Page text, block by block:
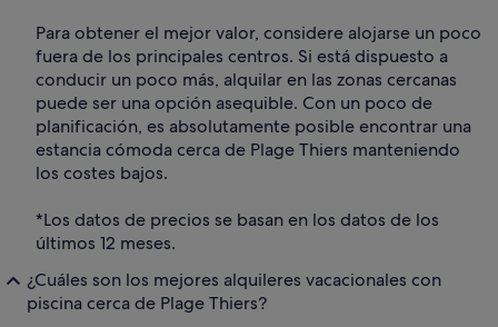
Para obtener el mejor valor, considere alojarse un poco
fuera de los principales centros. Si está dispuesto a
conducir un poco más, alquilar en las zonas cercanas
puede ser una opción asequible. Con un poco de
planificación, es absolutamente posible encontrar una
estancia cómoda cerca de Plage Thiers manteniendo
los costes bajos.
*Los datos de precios se basan en los datos de los
últimos 12 meses.
¿Cuáles son los mejores alquileres vacacionales con
piscina cerca de Plage Thiers?